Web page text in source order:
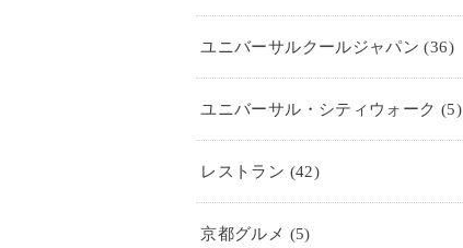
ユニバーサルクールジャパン(36)
ユニバーサル・シティウォーク (5)
レストラン (42)
京都グルメ (5)